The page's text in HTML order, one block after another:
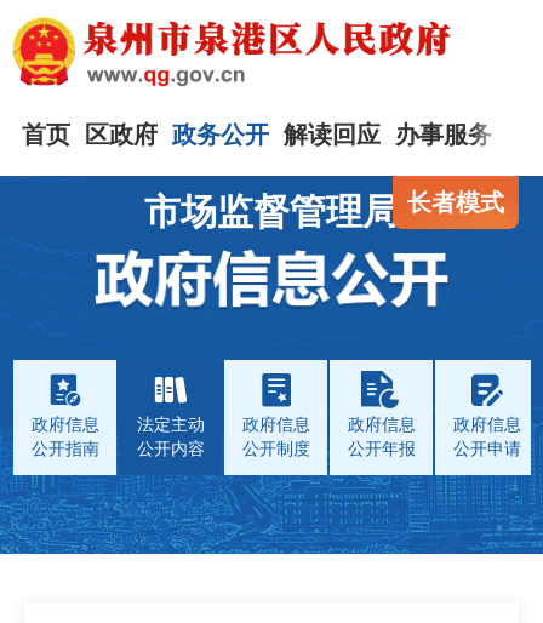
首页 区政府 政务公开 解读回应 办事服务
长者模式
市场监督管理局
政府信息
公开指南
法定主动
公开内容
政府信息
公开制度
政府信息
公开年报
政府信息
公开申请